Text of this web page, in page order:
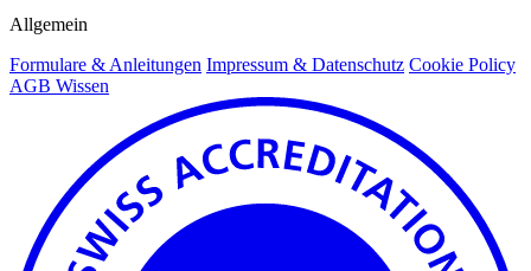
Allgemein
Formulare & Anleitungen Impressum & Datenschutz Cookie Policy
AGB Wissen